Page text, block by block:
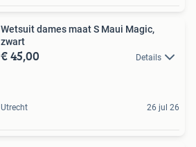
Wetsuit dames maat S Maui Magic,
zwart
€ 45,00 Details
Utrecht 26 jul 26